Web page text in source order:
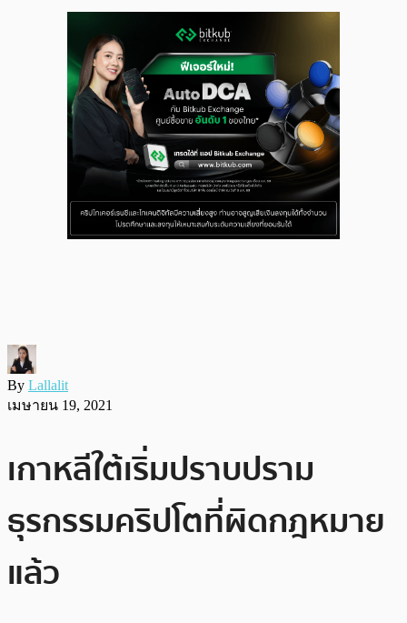
By Lallalit
เมษายน 19, 2021
เกาหลีใต้เริ่มปราบปราม
ธุรกรรมคริปโตที่ผิดกฎหมาย
แล้ว